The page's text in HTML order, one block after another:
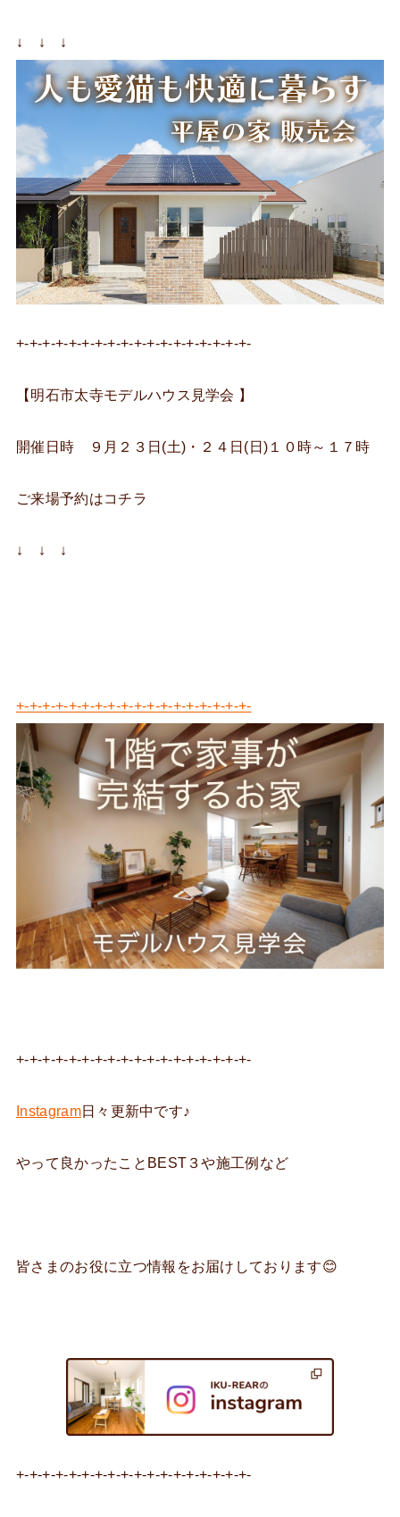
↓ ↓ ↓
+-+-+-+-+-+-+-+-+-+-+-+-+-+-+-+-+-+-
【明石市太寺モデルハウス見学会 】
開催日時 ９月２３日(土)・２４日(日)１０時～１７時
ご来場予約はコチラ
↓ ↓ ↓
+-+-+-+-+-+-+-+-+-+-+-+-+-+-+-+-+-+-
+-+-+-+-+-+-+-+-+-+-+-+-+-+-+-+-+-+-
Instagram日々更新中です♪
やって良かったことBEST３や施工例など
皆さまのお役に立つ情報をお届けしております😊
+-+-+-+-+-+-+-+-+-+-+-+-+-+-+-+-+-+-